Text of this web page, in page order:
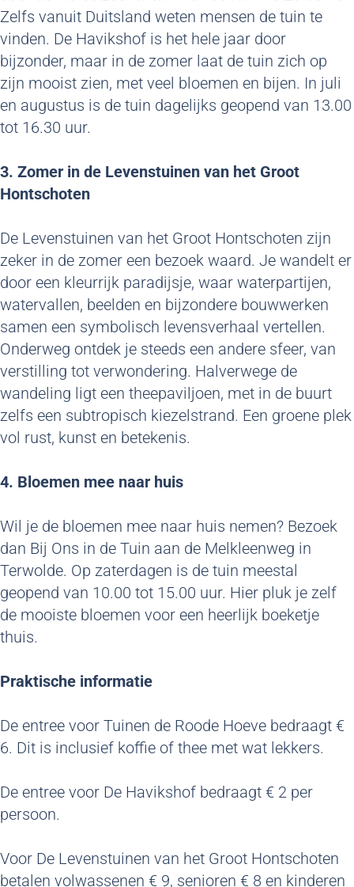
Zelfs vanuit Duitsland weten mensen de tuin te
vinden. De Havikshof is het hele jaar door
bijzonder, maar in de zomer laat de tuin zich op
zijn mooist zien, met veel bloemen en bijen. In juli
en augustus is de tuin dagelijks geopend van 13.00
tot 16.30 uur.
3. Zomer in de Levenstuinen van het Groot
Hontschoten
De Levenstuinen van het Groot Hontschoten zijn
zeker in de zomer een bezoek waard. Je wandelt er
door een kleurrijk paradijsje, waar waterpartijen,
watervallen, beelden en bijzondere bouwwerken
samen een symbolisch levensverhaal vertellen.
Onderweg ontdek je steeds een andere sfeer, van
verstilling tot verwondering. Halverwege de
wandeling ligt een theepaviljoen, met in de buurt
zelfs een subtropisch kiezelstrand. Een groene plek
vol rust, kunst en betekenis.
4. Bloemen mee naar huis
Wil je de bloemen mee naar huis nemen? Bezoek
dan Bij Ons in de Tuin aan de Melkleenweg in
Terwolde. Op zaterdagen is de tuin meestal
geopend van 10.00 tot 15.00 uur. Hier pluk je zelf
de mooiste bloemen voor een heerlijk boeketje
thuis.
Praktische informatie
De entree voor Tuinen de Roode Hoeve bedraagt €
6. Dit is inclusief koffie of thee met wat lekkers.
De entree voor De Havikshof bedraagt € 2 per
persoon.
Voor De Levenstuinen van het Groot Hontschoten
betalen volwassenen € 9, senioren € 8 en kinderen